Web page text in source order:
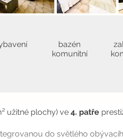
bazén
komunitní
užitné plochy) ve 4. patře
do světlého